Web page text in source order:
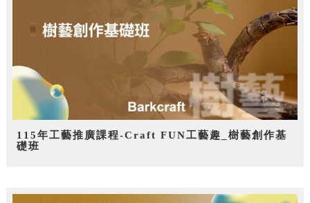
115年工藝推廣課程-Craft FUN工藝趣_樹藝創作基
礎班